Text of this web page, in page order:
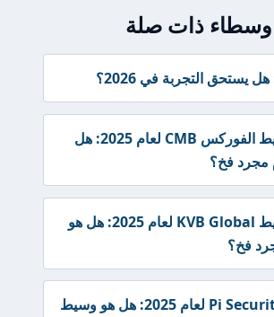
ذات صلة
مراجعة وسيط الفوركس CMB لعام 2025: هل
مجرد فخ؟
مراجعة وسيط KVB Global لعام 2025: هل هو
فخ؟
مراجعة Pi Securities لعام 2025: هل هو وسيط